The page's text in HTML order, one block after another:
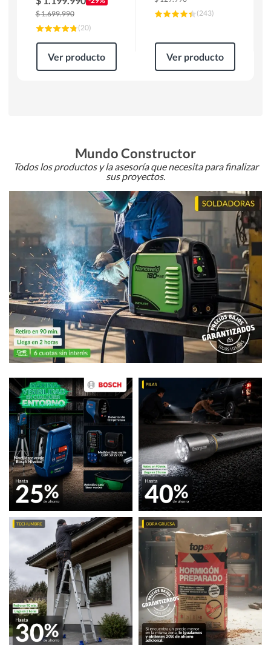
$1.699.990
(20)
Ver producto
(243)
Ver producto
Mundo Constructor
Todos los productos y la asesoría que necesita para finalizar
sus proyectos.